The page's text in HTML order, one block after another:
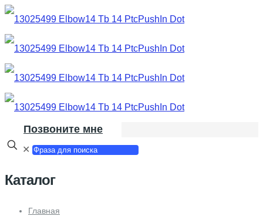
Позвоните мне
✕
Каталог
Главная